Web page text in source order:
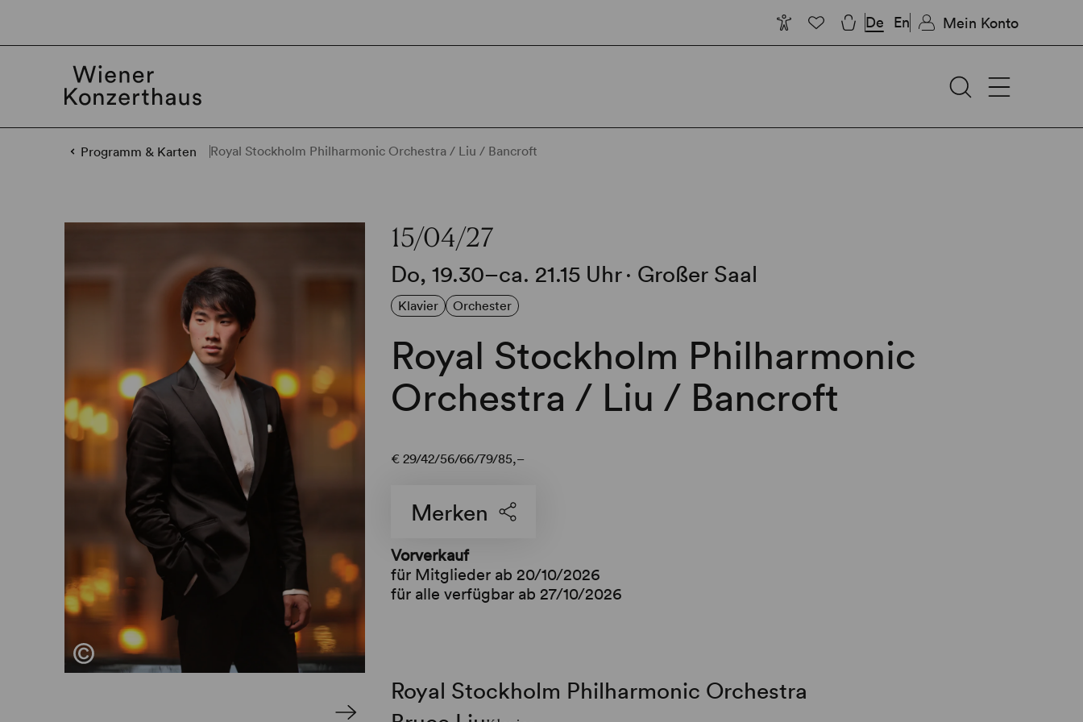
De En Mein Konto
Programm & Karten Royal Stockholm Philharmonic Orchestra / Liu / Bancroft
15/04/27
Do, 19.30–ca. 21.15 Uhr∙ Großer Saal
Klavier Orchester
Royal Stockholm Philharmonic
Orchestra / Liu / Bancroft
€29 42 56 66 79 85,–
Merken
Vorverkauf
für Mitglieder ab 20/10/2026
für alle verfügbar ab 27/10/2026
Royal Stockholm Philharmonic Orchestra